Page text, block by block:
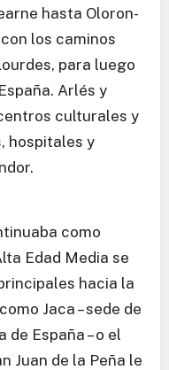
hasta Oloron-
los caminos
para luego
Arlés y
culturales y
hospitales y
como
Edad Media se
hacia la
Jaca – sede de
España – o el
Juan de la Peña le